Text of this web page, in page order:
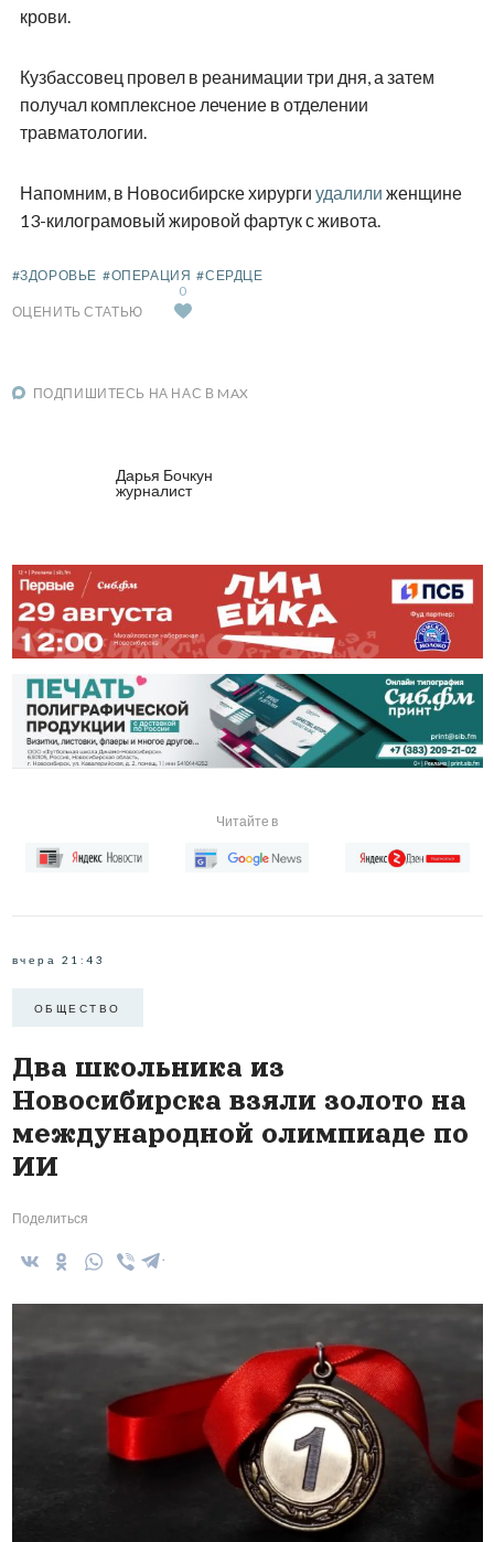
крови.
Кузбассовец провел в реанимации три дня, а затем
получал комплексное лечение в отделении
травматологии.
Напомним, в Новосибирске хирурги удалили женщине
13-килограмовый жировой фартук с живота.
#ЗДОРОВЬЕ #ОПЕРАЦИЯ #СЕРДЦЕ
ОЦЕНИТЬ СТАТЬЮ
0
ПОДПИШИТЕСЬ НА НАС В MAX
Дарья Бочкун
журналист
Читайте в
вчера 21:43
ОБЩЕСТВО
Два школьника из
Новосибирска взяли золото на
международной олимпиаде по
ИИ
Поделиться